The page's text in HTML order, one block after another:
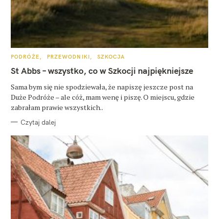
K
T
E
O
R
I
PODRÓŻE PRZEWODNIKI SZKOCJA
St Abbs – wszystko, co w Szkocji najpiękniejsze
Sama bym się nie spodziewała, że napiszę jeszcze post na
Duże Podróże – ale cóż, mam wenę i piszę. O miejscu, gdzie
zabrałam prawie wszystkich..
Czytaj dalej